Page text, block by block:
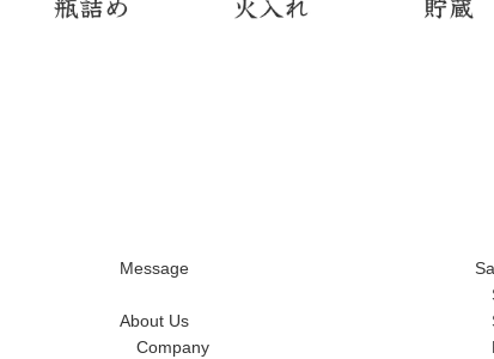
Message
About Us
Company